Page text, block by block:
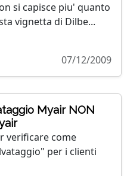
si capisce piu' quanto
vignetta di Dilbe...
07/12/2009
Myair NON
verificare come
per i clienti